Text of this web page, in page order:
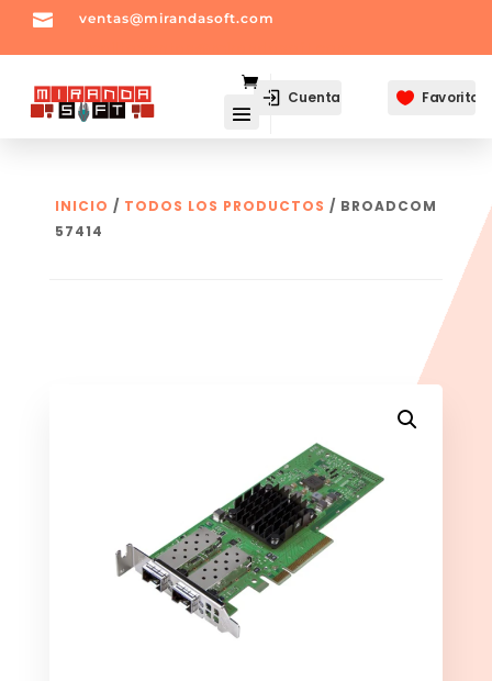
 ventas@mirandasoft.com
Cuenta  Favoritos
INICIO / TODOS LOS PRODUCTOS / BROADCOM
57414